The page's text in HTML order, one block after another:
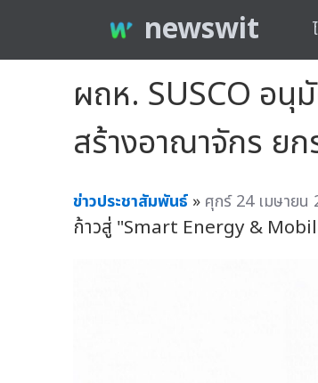
newswit
ผถห. SUSCO อ
สร้างอาณาจักร ย
ข่าวประชาสัมพันธ์ » ศุกร์ 24 เมษายน
ก้าวสู่ "Smart Energy &